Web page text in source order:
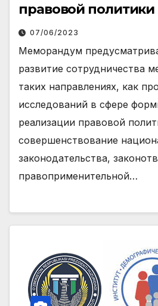
правовой
Президенте
Узбекистан и
государственным
университетом
О.Е.Кутафина.
07/06/2023
Меморандум
развитие сотрудничества
таких направлениях, как
исследований в сфере
реализации правовой
совершенствование
законодательства,
правоприменительной…